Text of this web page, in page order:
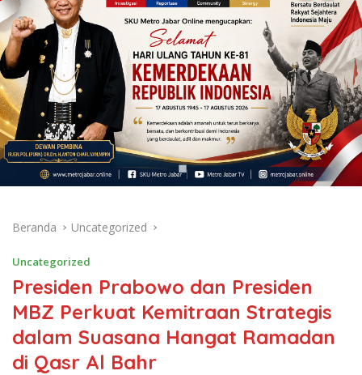
Beranda Uncategorized
Uncategorized
Presiden Prabowo dan Presiden
MBZ Perkuat Kemitraan Strategis
dalam Suasana Hangat Ramadan
di Qasr Al Bahr